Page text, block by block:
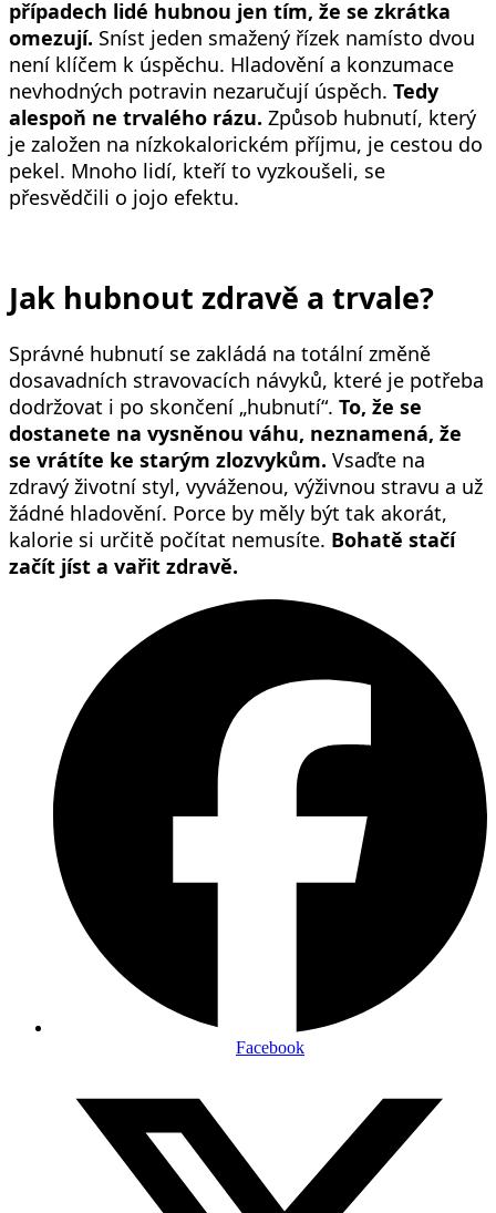
případech lidé hubnou jen tím, že se zkrátka
omezují. Sníst jeden smažený řízek namísto dvou
není klíčem k úspěchu. Hladovění a konzumace
nevhodných potravin nezaručují úspěch. Tedy
alespoň ne trvalého rázu. Způsob hubnutí, který
je založen na nízkokalorickém příjmu, je cestou do
pekel. Mnoho lidí, kteří to vyzkoušeli, se
přesvědčili o jojo efektu.
Jak hubnout zdravě a trvale?
Správné hubnutí se zakládá na totální změně
dosavadních stravovacích návyků, které je potřeba
dodržovat i po skončení „hubnutí“. To, že se
dostanete na vysněnou váhu, neznamená, že
se vrátíte ke starým zlozvykům. Vsaďte na
zdravý životní styl, vyváženou, výživnou stravu a už
žádné hladovění. Porce by měly být tak akorát,
kalorie si určitě počítat nemusíte. Bohatě stačí
začít jíst a vařit zdravě.
Facebook